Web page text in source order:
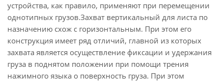
устройства, как правило, применяют при перемещении
однотипных грузов.Захват вертикальный для листа по
назначению схож с горизонтальным. При этом его
конструкция имеет ряд отличий, главной из которых
захвата является осуществление фиксации и удержания
груза в поднятом положении при помощи трения
нажимного языка о поверхность груза. При этом